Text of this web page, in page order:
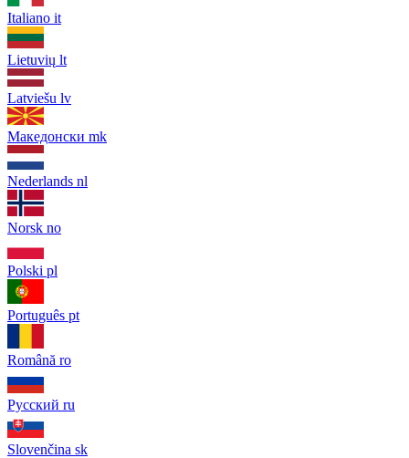
Italiano it
Lietuvių lt
Latviešu lv
Македонски mk
Nederlands nl
Norsk no
Polski pl
Português pt
Română ro
Русский ru
Slovenčina sk